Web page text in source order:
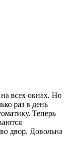
всех окнах. Но
раз в день
Теперь
двор. Довольна